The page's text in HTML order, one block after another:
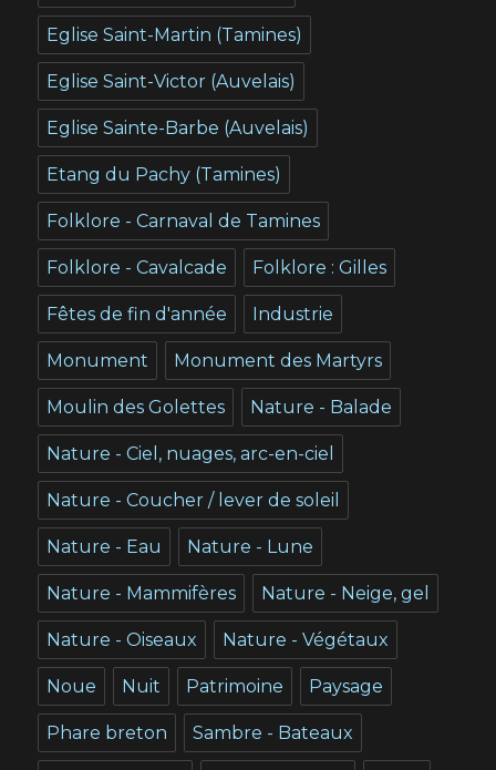
Eglise Saint-Martin (Tamines)
Eglise Saint-Victor (Auvelais)
Eglise Sainte-Barbe (Auvelais)
Etang du Pachy (Tamines)
Folklore - Carnaval de Tamines
Folklore - Cavalcade Folklore : Gilles
Fêtes de fin d'année Industrie
Monument Monument des Martyrs
Moulin des Golettes Nature - Balade
Nature - Ciel, nuages, arc-en-ciel
Nature - Coucher / lever de soleil
Nature - Eau Nature - Lune
Nature - Mammifères Nature - Neige, gel
Nature - Oiseaux Nature - Végétaux
Noue Nuit Patrimoine Paysage
Phare breton Sambre - Bateaux